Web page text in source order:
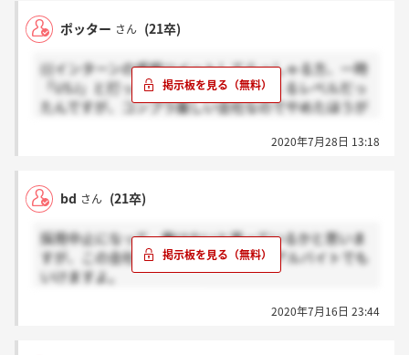
ポッター さん (21卒)
(((インターンの感想ツイートしてらっしゃる方、一時
「USJ」と打ったらサジェストで出てくるレベルだっ
たんですが、コンプラ厳しい会社なのでやめたほうが
2020年7月28日 13:18
bd さん (21卒)
採用中止になって、働けないと思っているかと思いま
すが、この会社で働きたいのであればアルバイトでも
いけますよ。
2020年7月16日 23:44